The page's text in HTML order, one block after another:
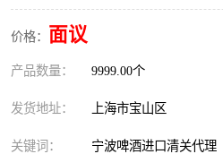
价格： 面议
产品数量： 9999.00个
发货地址： 上海市宝山区
关键词： 宁波啤酒进口清关代理